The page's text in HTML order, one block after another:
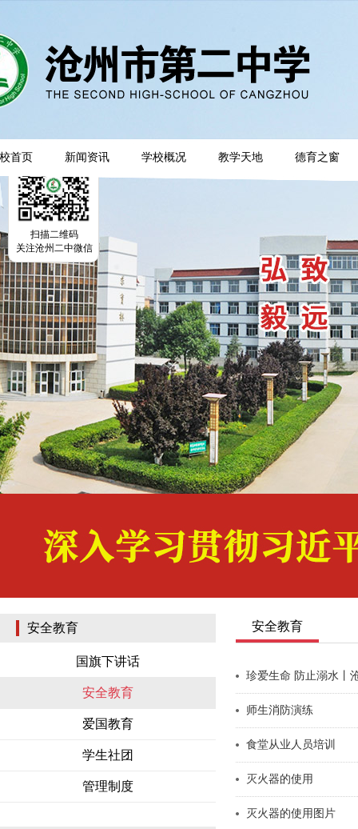
首页 新闻资讯 学校概况 教学天地 德育之窗
安全教育
国旗下讲话
安全教育
爱国教育
学生社团
管理制度
安全教育
珍爱生命 防止溺水丨
师生消防演练
食堂从业人员培训
灭火器的使用
灭火器的使用图片
扫描二维码
关注沧州二中微信